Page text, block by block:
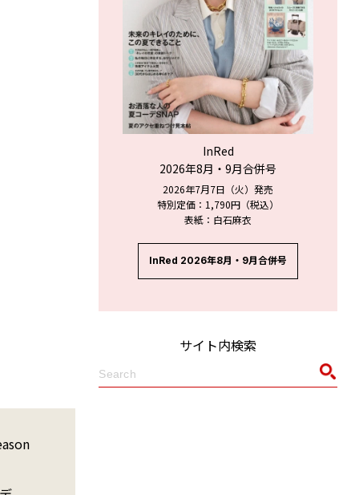
InRed
2026年8月・9月合併号
2026年7月7日（火）発売
特別定価：1,790円（税込）
表紙：白石麻衣
InRed 2026年8月・9月合併号
サイト内検索